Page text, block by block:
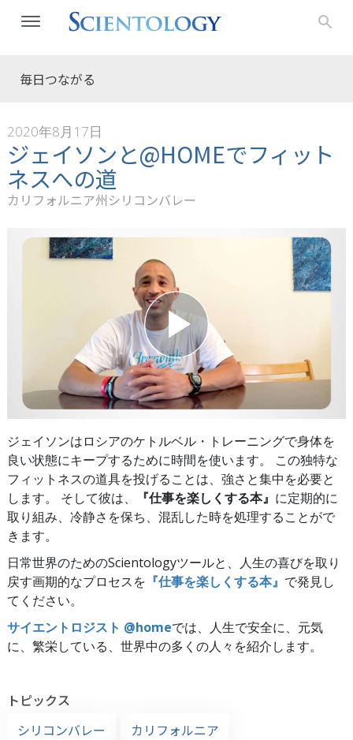
毎日つながる
2020年8月17日
ジェイソンと@HOMEでフィット
ネスへの道
カリフォルニア州シリコンバレー
ジェイソンはロシアのケトルベル・トレーニングで身体を
良い状態にキープするために時間を使います。 この独特な
フィットネスの道具を投げることは、強さと集中を必要と
します。 そして彼は、
『仕事を楽しくする本』 に定期的に
取り組み、冷静さを保ち、混乱した時を処理することがで
きます。
日常世界のためのScientologyツールと、人生の喜びを取り
戻す画期的なプロセスを 『仕事を楽しくする本』 で発見し
てください。
サイエントロジスト @homeでは、人生で安全に、元気
に、繁栄している、世界中の多くの人々を紹介します。
トピックス
シリコンバレー
カリフォルニア